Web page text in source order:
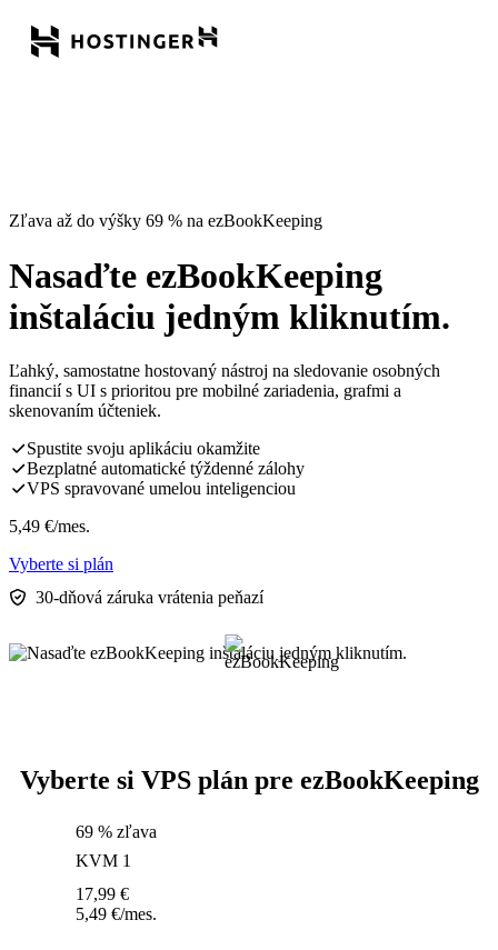
Zľava až do výšky 69 % na ezBookKeeping
Nasaďte ezBookKeeping
inštaláciu jedným kliknutím.
Ľahký, samostatne hostovaný nástroj na sledovanie osobných
financií s UI s prioritou pre mobilné zariadenia, grafmi a
skenovaním účteniek.
Spustite svoju aplikáciu okamžite
Bezplatné automatické týždenné zálohy
VPS spravované umelou inteligenciou
5,49 €/mes.
Vyberte si plán
30-dňová záruka vrátenia peňazí
Vyberte si VPS plán pre ezBookKeeping
69 % zľava
KVM 1
17,99 €
5,49 €/mes.